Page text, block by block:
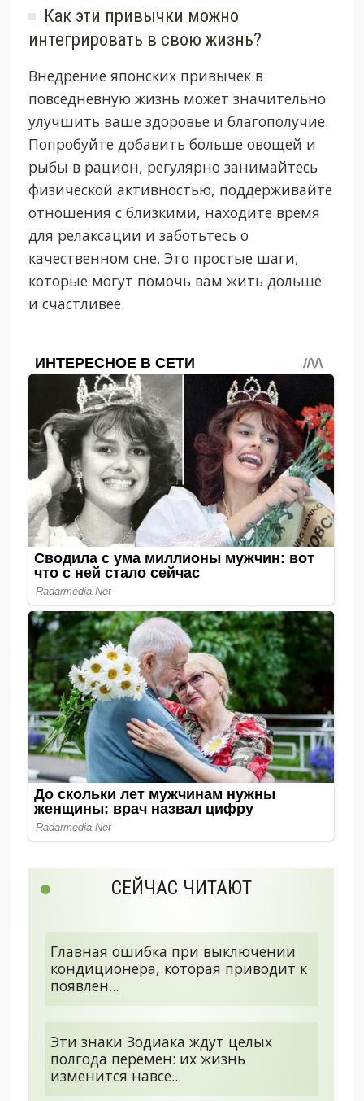
Как эти привычки можно
интегрировать в свою жизнь?
Внедрение японских привычек в
повседневную жизнь может значительно
улучшить ваше здоровье и благополучие.
Попробуйте добавить больше овощей и
рыбы в рацион, регулярно занимайтесь
физической активностью, поддерживайте
отношения с близкими, находите время
для релаксации и заботьтесь о
качественном сне. Это простые шаги,
которые могут помочь вам жить дольше
и счастливее.
СЕЙЧАС ЧИТАЮТ
Главная ошибка при выключении
кондиционера, которая приводит к
появлен...
Эти знаки Зодиака ждут целых
полгода перемен: их жизнь
изменится навсе...